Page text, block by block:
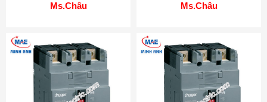
Ms.Châu
Ms.Châu